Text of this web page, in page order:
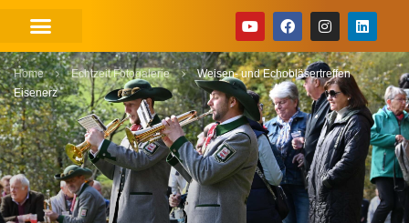
Home Echtzeit Fotogalerie
Weisen- und Echobläsertreffen
Eisenerz